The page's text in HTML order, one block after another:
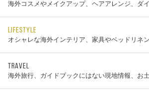
海外コスメやメイクアップ、ヘアアレンジ、ダ
LIFESTYLE
オシャレな海外インテリア、家具やベッドリネ
TRAVEL
海外旅行、ガイドブックにはない現地情報、お